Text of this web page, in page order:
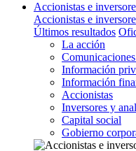
Accionistas e
Accionistas e
Últimos resultados
La acción
Información
Información
Accionistas
Inversores y
Capital social
Gobierno